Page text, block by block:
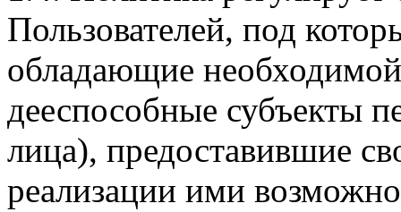
Пользователей, под
обладающие
дееспособные субъекты
лица), предоставившие
реализации ими